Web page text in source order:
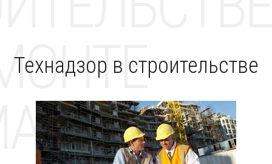
Технадзор в строительстве